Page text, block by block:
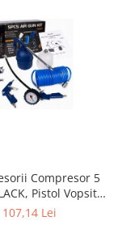
Compresor 5
Pistol Vopsit,
Suflat, Spălat și
107,14 Lei